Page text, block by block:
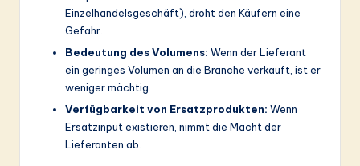
Einzelhandelsgeschäft), droht den Käufern eine
Gefahr.
Bedeutung des Volumens: Wenn der Lieferant
ein geringes Volumen an die Branche verkauft, ist er
weniger mächtig.
Verfügbarkeit von Ersatzprodukten: Wenn
Ersatzinput existieren, nimmt die Macht der
Lieferanten ab.